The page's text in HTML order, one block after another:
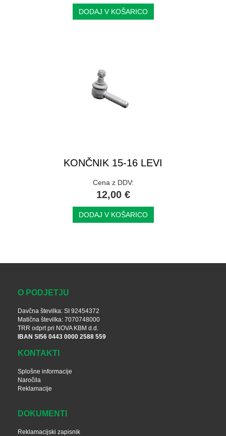
DODAJ V KOŠARICO
KONČNIK 15-16 LEVI
Cena z DDV:
12,00 €
DODAJ V KOŠARICO
O PODJETJU
Davčna številka: SI 92454372
Matična številka: 7070748000
TRR odprt pri NOVA KBM d.d.
IBAN SI56 0443 0000 2588 559
KONTAKTI
Splošne informacije
Naročila
Reklamacije
DOKUMENTI
Reklamacijski zapisnik